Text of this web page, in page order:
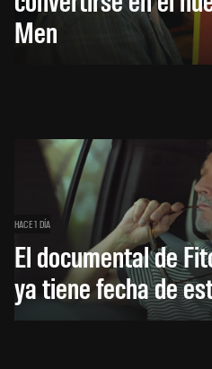
Men
HACE 1 DÍA
El documental de
ya tiene fecha de